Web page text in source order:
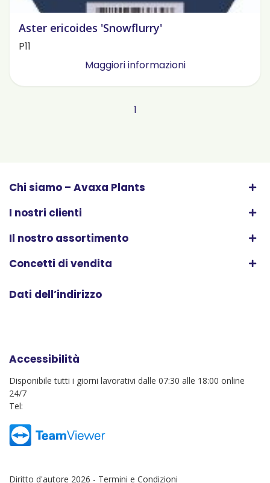
Aster ericoides 'Snowflurry'
P11
Maggiori informazioni
1
Chi siamo – Avaxa Plants
I nostri clienti
Il nostro assortimento
Concetti di vendita
Dati dell’indirizzo
Accessibilità
Disponibile tutti i giorni lavorativi dalle 07:30 alle 18:00 online
24/7
Tel:
Diritto d'autore 2026 - Termini e Condizioni